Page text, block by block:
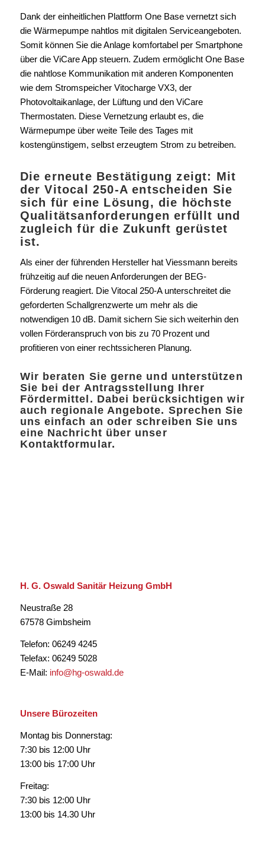
Dank der einheitlichen Plattform One Base vernetzt sich
die Wärmepumpe nahtlos mit digitalen Serviceangeboten.
Somit können Sie die Anlage komfortabel per Smartphone
über die ViCare App steuern. Zudem ermöglicht One Base
die nahtlose Kommunikation mit anderen Komponenten
wie dem Stromspeicher Vitocharge VX3, der
Photovoltaikanlage, der Lüftung und den ViCare
Thermostaten. Diese Vernetzung erlaubt es, die
Wärmepumpe über weite Teile des Tages mit
kostengünstigem, selbst erzeugtem Strom zu betreiben.
Die erneute Bestätigung zeigt: Mit
der Vitocal 250-A entscheiden Sie
sich für eine Lösung, die höchste
Qualitätsanforderungen erfüllt und
zugleich für die Zukunft gerüstet
ist.
Als einer der führenden Hersteller hat Viessmann bereits
frühzeitig auf die neuen Anforderungen der BEG-
Förderung reagiert. Die Vitocal 250-A unterschreitet die
geforderten Schallgrenzwerte um mehr als die
notwendigen 10 dB. Damit sichern Sie sich weiterhin den
vollen Förderanspruch von bis zu 70 Prozent und
profitieren von einer rechtssicheren Planung.
Wir beraten Sie gerne und unterstützen
Sie bei der Antragsstellung Ihrer
Fördermittel. Dabei berücksichtigen wir
auch regionale Angebote. Sprechen Sie
uns einfach an oder schreiben Sie uns
eine Nachricht über unser
Kontaktformular.
H. G. Oswald Sanitär Heizung GmbH
Neustraße 28
67578 Gimbsheim
Telefon: 06249 4245
Telefax: 06249 5028
E-Mail: info@hg-oswald.de
Unsere Bürozeiten
Montag bis Donnerstag:
7:30 bis 12:00 Uhr
13:00 bis 17:00 Uhr
Freitag:
7:30 bis 12:00 Uhr
13:00 bis 14.30 Uhr